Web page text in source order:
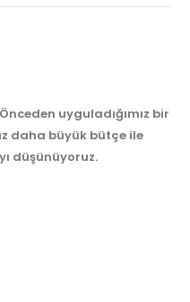
uyguladığımız bir
daha büyük bütçe ile
düşünüyoruz.